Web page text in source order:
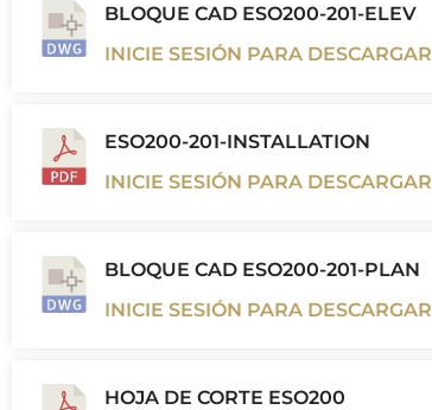
BLOQUE CAD ESO200-201-ELEV
INICIE SESIÓN PARA DESCARGAR
ESO200-201-INSTALLATION
INICIE SESIÓN PARA DESCARGAR
BLOQUE CAD ESO200-201-PLAN
INICIE SESIÓN PARA DESCARGAR
HOJA DE CORTE ESO200